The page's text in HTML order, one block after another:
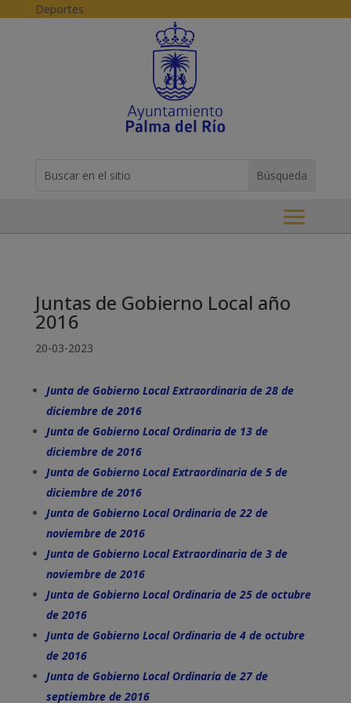
Skip to content
Deportes
for...
Juntas de Gobierno Local año
2016
20-03-2023
Junta de Gobierno Local Extraordinaria de 28 de
diciembre de 2016
Junta de Gobierno Local Ordinaria de 13 de
diciembre de 2016
Junta de Gobierno Local Extraordinaria de 5 de
diciembre de 2016
Junta de Gobierno Local Ordinaria de 22 de
noviembre de 2016
Junta de Gobierno Local Extraordinaria de 3 de
noviembre de 2016
Junta de Gobierno Local Ordinaria de 25 de octubre
de 2016
Junta de Gobierno Local Ordinaria de 4 de octubre
de 2016
Junta de Gobierno Local Ordinaria de 27 de
septiembre de 2016